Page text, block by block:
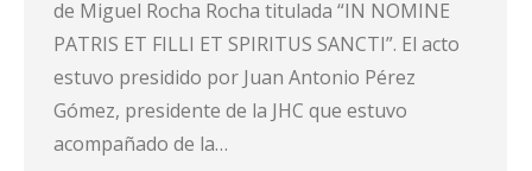
de Miguel Rocha Rocha titulada “IN NOMINE
PATRIS ET FILLI ET SPIRITUS SANCTI”. El acto
estuvo presidido por Juan Antonio Pérez
Gómez, presidente de la JHC que estuvo
acompañado de la…